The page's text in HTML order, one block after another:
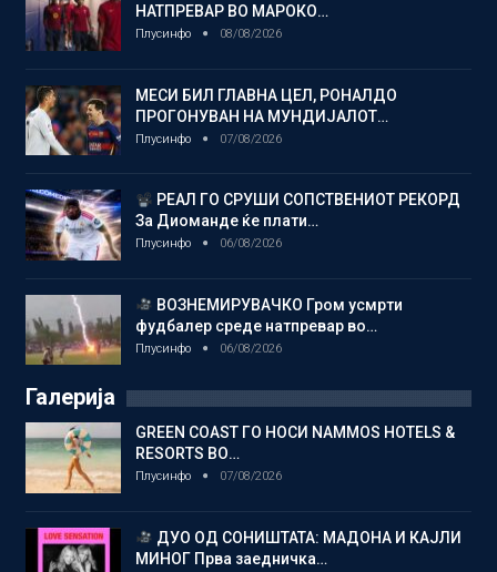
НАТПРЕВАР ВО МАРОКО…
Плусинфо 08/08/2026
МЕСИ БИЛ ГЛАВНА ЦЕЛ, РОНАЛДО
ПРОГОНУВАН НА МУНДИЈАЛОТ…
Плусинфо 07/08/2026
РЕАЛ ГО СРУШИ СОПСТВЕНИОТ РЕКОРД
За Диоманде ќе плати…
Плусинфо 06/08/2026
ВОЗНЕМИРУВАЧКО Гром усмрти
фудбалер среде натпревар во…
Плусинфо 06/08/2026
Галерија
GREEN COAST ГО НОСИ NAMMOS HOTELS &
RESORTS ВО…
Плусинфо 07/08/2026
ДУО ОД СОНИШТАТА: МАДОНА И КАЈЛИ
МИНОГ Прва заедничка…